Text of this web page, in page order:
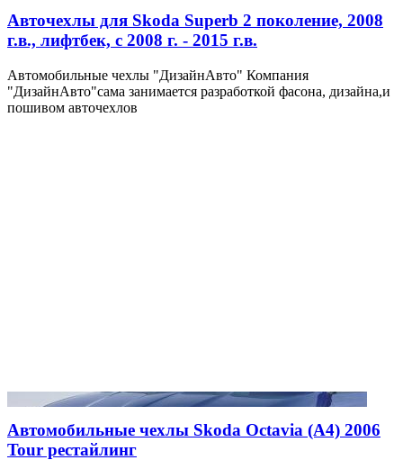
Авточехлы для Skoda Superb 2 поколение, 2008
г.в., лифтбек, с 2008 г. - 2015 г.в.
Автомобильные чехлы "ДизайнАвто" Компания
"ДизайнАвто"сама занимается разработкой фасона, дизайна,и
пошивом авточехлов
Автомобильные чехлы Skoda Octavia (A4) 2006
Tour рестайлинг